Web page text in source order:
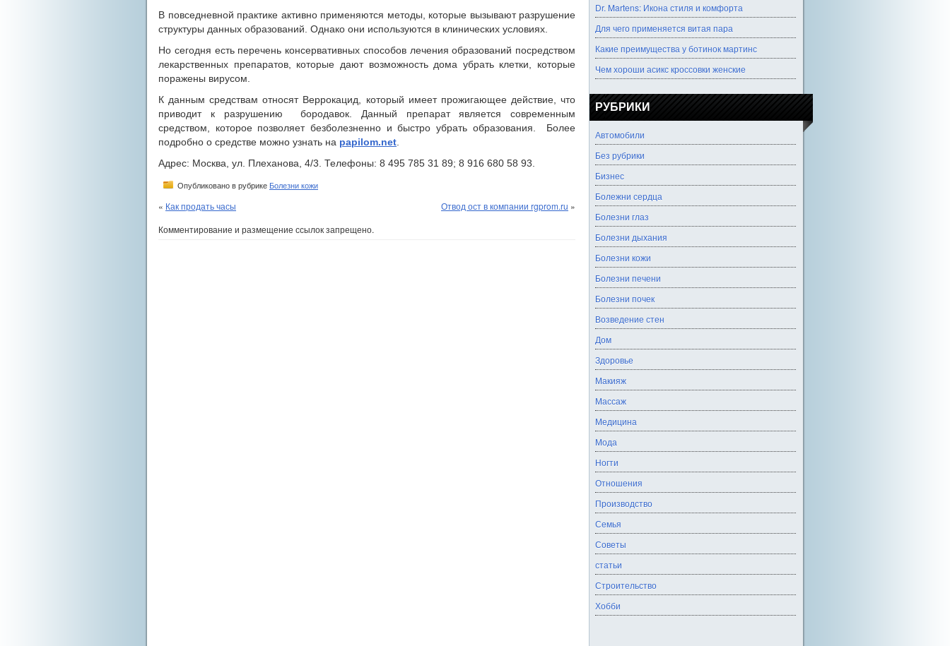
В повседневной практике активно применяются методы, которые вызывают разрушение
структуры данных образований. Однако они используются в клинических условиях.
Но сегодня есть перечень консервативных способов лечения образований посредством
лекарственных препаратов, которые дают возможность дома убрать клетки, которые
поражены вирусом.
К данным средствам относят Веррокацид, который имеет прожигающее действие, что
приводит к разрушению бородавок. Данный препарат является современным
средством, которое позволяет безболезненно и быстро убрать образования. Более
подробно о средстве можно узнать на papilom.net
Адрес: Москва, ул. Плеханова, 4/3. Телефоны: 8 495 785 31 89; 8 916 680 58 93.
Опубликовано в рубрике Болезни кожи
« Как продать часы Отвод ост в компании rgprom.ru »
Комментирование и размещение ссылок запрещено.
Dr. Martens: Икона стиля и комфорта
Для чего применяется витая пара
Какие преимущества у ботинок мартинс
Чем хороши асикс кроссовки женские
РУБРИКИ
Автомобили
Без рубрики
Бизнес
Болежни сердца
Болезни глаз
Болезни дыхания
Болезни кожи
Болезни печени
Болезни почек
Возведение стен
Дом
Здоровье
Макияж
Массаж
Медицина
Мода
Ногти
Отношения
Производство
Семья
Советы
статьи
Строительство
Хобби